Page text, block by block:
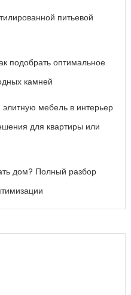
питьевой
подобрать оптимальное
камней
мебель в интерьер
для квартиры или
дом? Полный разбор